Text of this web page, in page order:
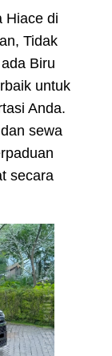
Hiace di
Tidak
Biru
untuk
Anda.
sewa
secara